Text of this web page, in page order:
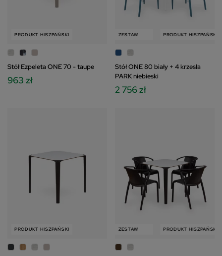
PRODUKT HISZPAŃSKI
Stół Ezpeleta ONE 70 - taupe
963 zł
PRODUKT HISZPAŃSKI ZESTAW PRODUKT HISZPAŃSKI
Stół ONE 80 biały + 4 krzesła
PARK niebieski
2 756 zł
PRODUKT HISZPAŃSKI
PRODUKT HISZPAŃSKI ZESTAW PRODUKT HISZPAŃSKI